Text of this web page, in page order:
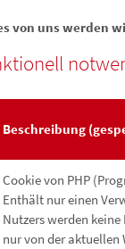
von uns werden
Beschreibung
Cookie von PHP
Enthält nur einen
Nutzers werden
nur von der aktuellen